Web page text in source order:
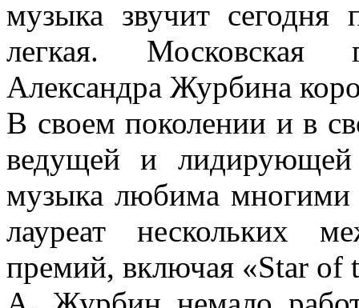
музыка звучит сегодня
легкая. Московская
Александра Журбина
В своем поколении и в
ведущей и лидирующей
музыка любима
лауреат нескольких
премий, включая «Star of